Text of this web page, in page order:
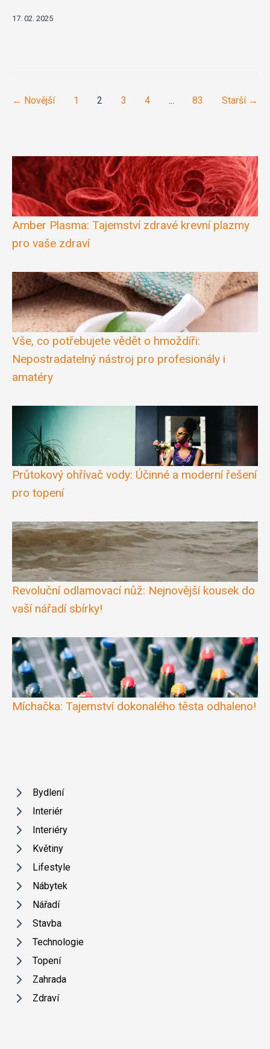
17. 02. 2025
← Novější 1 2 3 4 ... 83 Starší →
Amber Plasma: Tajemství zdravé krevní plazmy
pro vaše zdraví
Vše, co potřebujete vědět o hmoždíři:
Nepostradatelný nástroj pro profesionály i
amatéry
Průtokový ohřívač vody: Účinné a moderní řešení
pro topení
Revoluční odlamovací nůž: Nejnovější kousek do
vaší nářadí sbírky!
Míchačka: Tajemství dokonalého těsta odhaleno!
Bydlení
Interiér
Interiéry
Květiny
Lifestyle
Nábytek
Nářadí
Stavba
Technologie
Topení
Zahrada
Zdraví